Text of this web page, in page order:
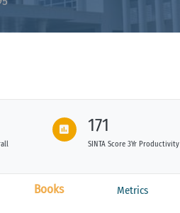
171
SINTA Score 3Yr Productivity
Books Metrics